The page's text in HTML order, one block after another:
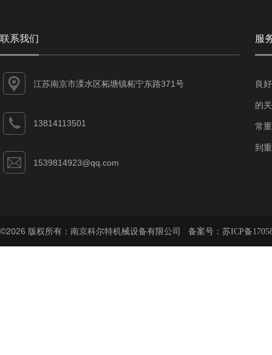
联系我们
江苏南京市溧水区柘塘镇柘宁东路371号
13814113501
1539814923@qq.com
服
良
的
常
到
©2026 版权所有：南京科尔特机械设备有限公司 备案号： 苏ICP备